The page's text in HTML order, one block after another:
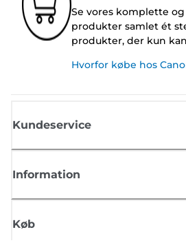
Se vores komplette
produkter samlet ét
produkter, der kun
Hvorfor købe hos
Kundeservice
Information
Køb